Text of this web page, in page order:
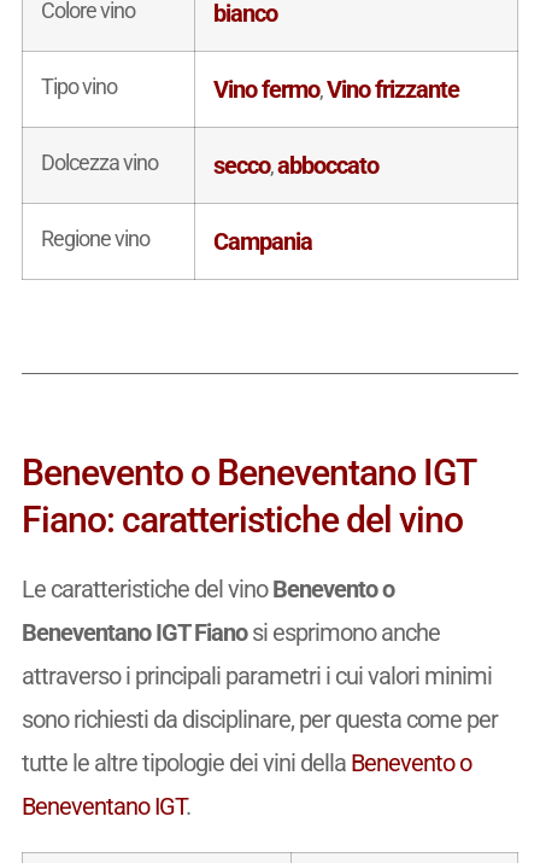
Colore vino bianco
Tipo vino Vino fermo,Vino frizzante
Dolcezza vino secco,abboccato
Regione vino Campania
Benevento o Beneventano IGT
Fiano: caratteristiche del vino
Le caratteristiche del vinoBenevento o
Beneventano IGT Fianosi esprimono anche
attraverso i principali parametri i cui valori minimi
sono richiesti da disciplinare, per questa come per
tutte le altre tipologie dei vini della Benevento o
Beneventano IGT.